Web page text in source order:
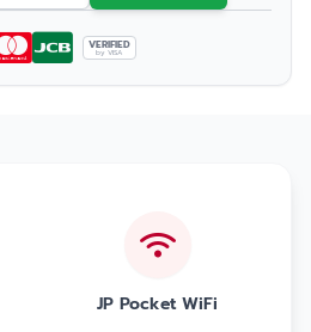
VERIFIED
by VISA
JP Pocket WiFi